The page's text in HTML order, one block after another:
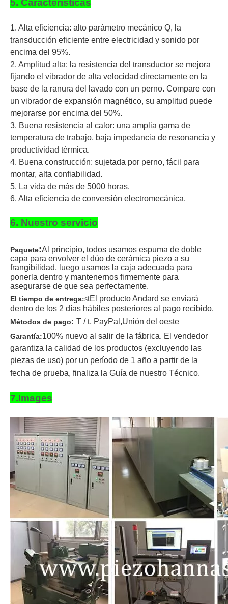
5. Características
1. Alta eficiencia: alto parámetro mecánico Q, la
transducción eficiente entre electricidad y sonido por
encima del 95%.
2. Amplitud alta: la resistencia del transductor se mejora
fijando el vibrador de alta velocidad directamente en la
base de la ranura del lavado con un perno. Compare con
un vibrador de expansión magnético, su amplitud puede
mejorarse por encima del 50%.
3. Buena resistencia al calor: una amplia gama de
temperatura de trabajo, baja impedancia de resonancia y
productividad térmica.
4. Buena construcción: sujetada por perno, fácil para
montar, alta confiabilidad.
5. La vida de más de 5000 horas.
6. Alta eficiencia de conversión electromecánica.
6. Nuestro servicio
Paquete:Al principio, todos usamos espuma de doble
capa para envolver el dúo de cerámica piezo a su
frangibilidad, luego usamos la caja adecuada para
ponerla dentro y mantenernos firmemente para
asegurarse de que sea perfectamente.
El tiempo de entrega:stEl producto Andard se enviará
dentro de los 2 días hábiles posteriores al pago recibido.
Métodos de pago: T / t, PayPal,Unión del oeste
Garantía:100% nuevo al salir de la fábrica. El vendedor
garantiza la calidad de los productos (excluyendo las
piezas de uso) por un período de 1 año a partir de la
fecha de prueba, finaliza la Guía de nuestro Técnico.
7.Images